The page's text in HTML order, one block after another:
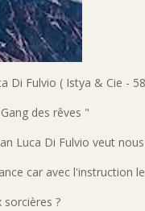
Di Fulvio ( Istya & Cie -
des rêves "
Luca Di Fulvio veut
car avec l'instruction
?